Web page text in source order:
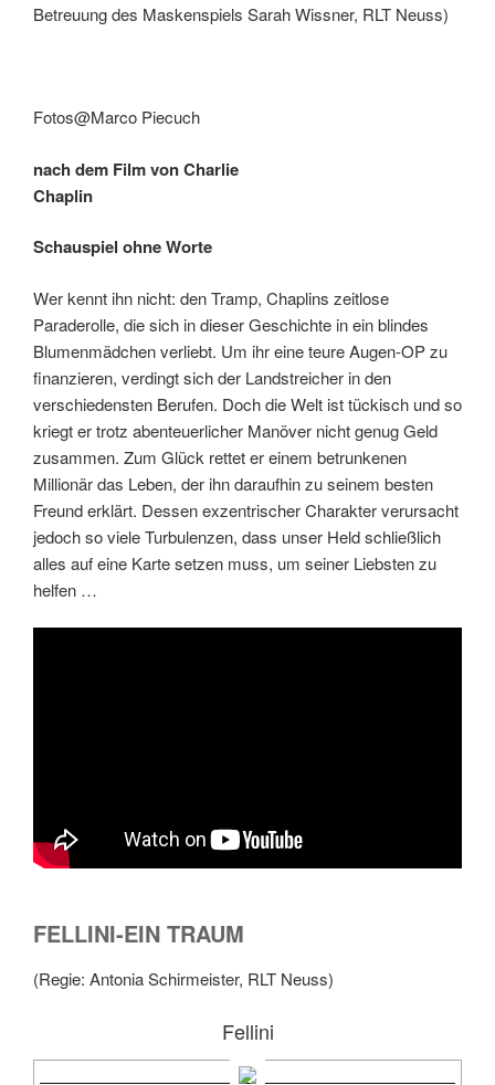
Betreuung des Maskenspiels Sarah Wissner, RLT Neuss)
Fotos@Marco Piecuch
nach dem Film von Charlie
Chaplin
Schauspiel ohne Worte
Wer kennt ihn nicht: den Tramp, Chaplins zeitlose
Paraderolle, die sich in dieser Geschichte in ein blindes
Blumenmädchen verliebt. Um ihr eine teure Augen-OP zu
finanzieren, verdingt sich der Landstreicher in den
verschiedensten Berufen. Doch die Welt ist tückisch und so
kriegt er trotz abenteuerlicher Manöver nicht genug Geld
zusammen. Zum Glück rettet er einem betrunkenen
Millionär das Leben, der ihn daraufhin zu seinem besten
Freund erklärt. Dessen exzentrischer Charakter verursacht
jedoch so viele Turbulenzen, dass unser Held schließlich
alles auf eine Karte setzen muss, um seiner Liebsten zu
helfen …
FELLINI-EIN TRAUM
(Regie: Antonia Schirmeister, RLT Neuss)
Fellini